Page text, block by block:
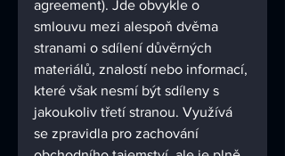
agreement). Jde obvykle o
smlouvu mezi alespoň dvěma
stranami o sdílení důvěrných
materiálů, znalostí nebo informací,
které však nesmí být sdíleny s
jakoukoliv třetí stranou. Využívá
se zpravidla pro zachování